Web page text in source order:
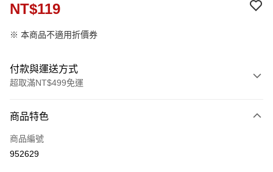
NT$119
※ 本商品不適用折價券
付款與運送方式
超取滿NT$499免運
信用卡一次付款
ATM付款
商品特色
商品編號
952629